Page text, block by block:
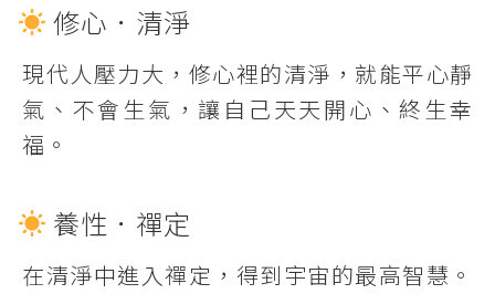
修心．清淨
現代人壓力大，修心裡的清淨，就能平心靜
氣、不會生氣，讓自己天天開心、終生幸
福。
養性．禪定
在清淨中進入禪定，得到宇宙的最高智慧。